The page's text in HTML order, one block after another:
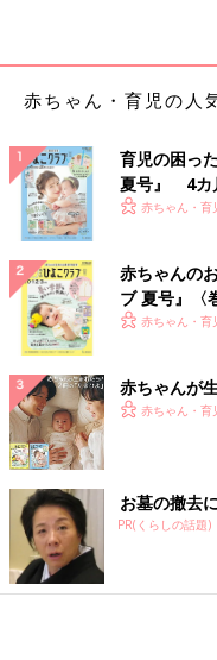
赤ちゃん・育児の人
育児の困っ
夏号』 4カ
いっぱい！
赤ちゃん・育
赤ちゃんの
ブ 夏号』〈
く！ おっぱ
赤ちゃん・育
赤ちゃんが
赤ちゃん・育
お墓の撤去
PR(くらしの話題)